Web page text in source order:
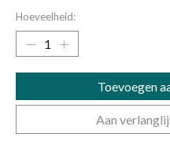
Hoeveelheid:
Toevoegen
Aan